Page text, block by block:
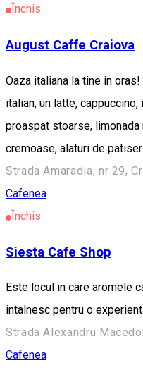
Închis
August Caffe Craiova
Oaza italiana la tine in
italian, un latte,
proaspat stoarse,
cremoase, alaturi de
Strada Amaradia, nr 29,
Cafenea
Închis
Siesta Cafe Shop
Este locul in care aromele
intalnesc pentru o
Strada Alexandru
Cafenea